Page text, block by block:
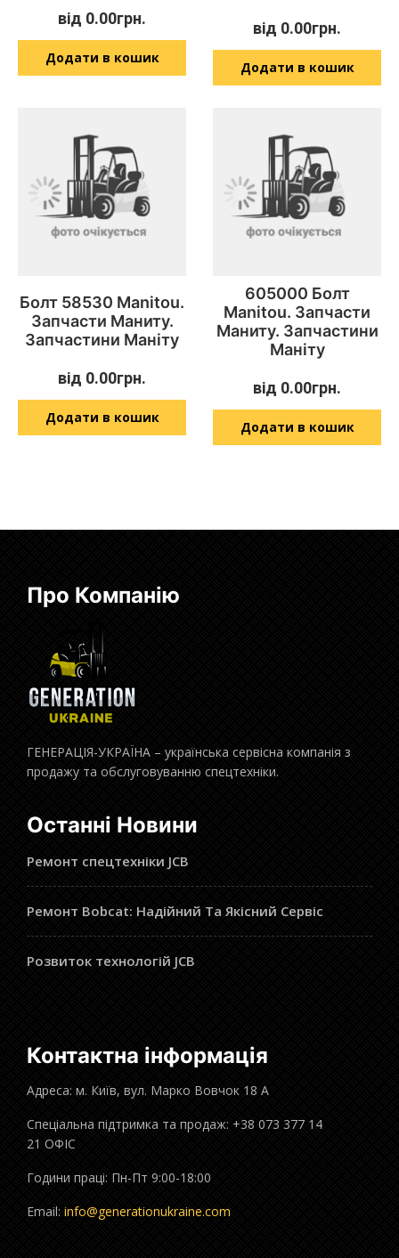
від 0.00грн.
Додати в кошик
від 0.00грн.
Додати в кошик
Болт 58530 Manitou.
Запчасти Маниту.
Запчастини Маніту
від 0.00грн.
Додати в кошик
605000 Болт
Manitou. Запчасти
Маниту. Запчастини
Маніту
від 0.00грн.
Додати в кошик
Про Компанію
ГЕНЕРАЦІЯ-УКРАЇНА – українська сервісна компанія з
продажу та обслуговуванню спецтехніки.
Останні Новини
Ремонт спецтехніки JCB
Ремонт Bobcat: Надійний Та Якісний Сервіс
Розвиток технологій JCB
Контактна інформація
Адреса: м. Київ, вул. Марко Вовчок 18 А
Спеціальна підтримка та продаж: +38 073 377 14
21 ОФІС
Години праці: Пн-Пт 9:00-18:00
Email: info@generationukraine.com